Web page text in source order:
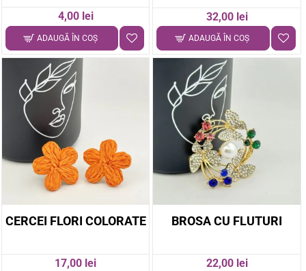
4,00 lei
ADAUGĂ ÎN COŞ
32,00 lei
ADAUGĂ ÎN COŞ
CERCEI FLORI COLORATE
17,00 lei
BROSA CU FLUTURI
22,00 lei